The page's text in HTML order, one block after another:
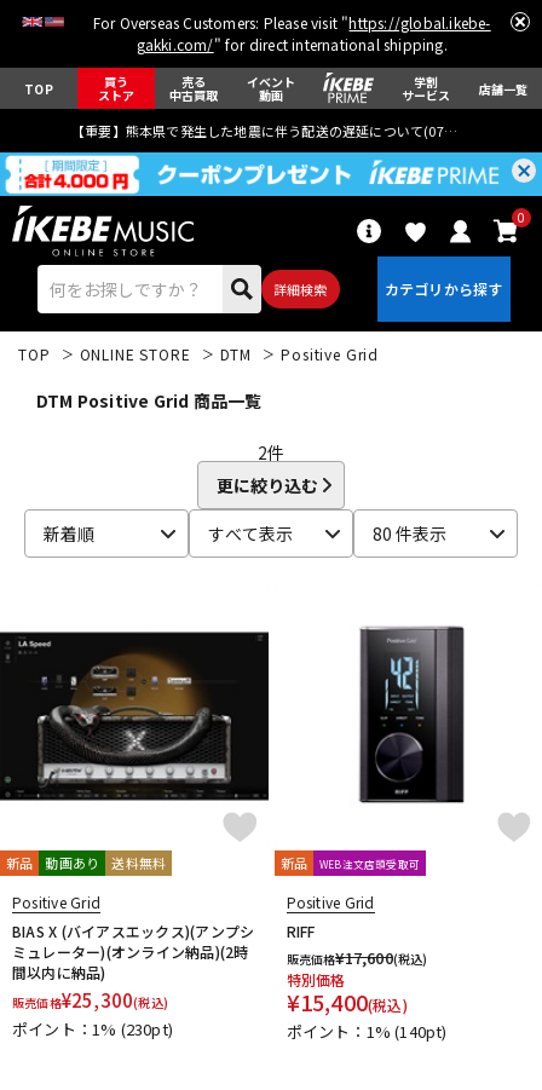
For Overseas Customers: Please visit "https://global.ikebe-
gakki.com/" for direct international shipping.
TOP 買う
ストア
売る
中古買取
イベント
動画
学割
サービス 店舗一覧
【重要】熊本県で発生した地震に伴う配送の遅延について(07月29日
詳細検索
0
ドラム パーカッション
キーボード 電子ピアノ
アンプ
DJ機器 DTM
TOP ONLINE STORE DTM Positive Grid
DTM Positive Grid 商品一覧
2件
更に絞り込む
新着順
すべて表示 80 件表示
新品 動画あり 送料無料
Positive Grid
BIAS X (バイアスエックス)(アンプシ
ミュレーター)(オンライン納品)(2時
間以内に納品)
販売価格¥25,300(税込)
ポイント：1% (230pt)
新品 WEB注文店頭受取可
Positive Grid
RIFF
販売価格¥17,600(税込)
特別価格
¥15,400(税込)
ポイント：1%(140pt)